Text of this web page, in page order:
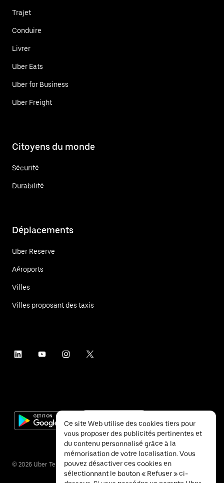
Trajet
Conduire
Livrer
Uber Eats
Uber for Business
Uber Freight
Citoyens du monde
Sécurité
Durabilité
Déplacements
Uber Reserve
Aéroports
Villes
Villes proposant des taxis
© 2026 Uber Technologies Inc.
Ce site Web utilise des cookies tiers pour
vous proposer des publicités pertinentes et
du contenu personnalisé grâce à la
mémorisation de votre localisation. Vous
pouvez désactiver ces cookies en
sélectionnant le bouton « Refuser » ci-